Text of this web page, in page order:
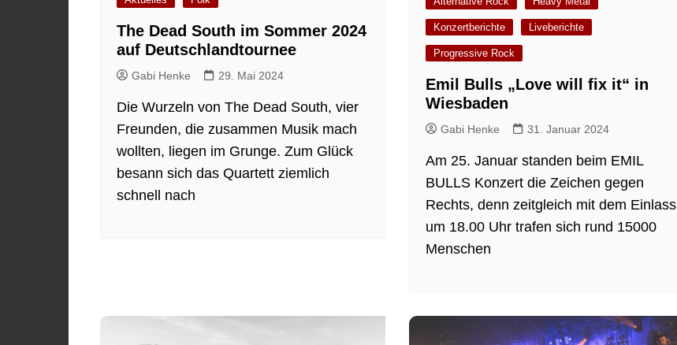
The Dead South im Sommer 2024
auf Deutschlandtournee
Gabi Henke 29. Mai 2024
Die Wurzeln von The Dead South, vier
Freunden, die zusammen Musik mach
wollten, liegen im Grunge. Zum Glück
besann sich das Quartett ziemlich
schnell nach
Konzertberichte Liveberichte
Progressive Rock
Emil Bulls „Love will fix it“ in
Wiesbaden
Gabi Henke 31. Januar 2024
Am 25. Januar standen beim EMIL
BULLS Konzert die Zeichen gegen
Rechts, denn zeitgleich mit dem Einlass
um 18.00 Uhr trafen sich rund 15000
Menschen